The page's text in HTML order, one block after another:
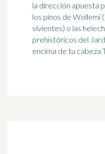
la dirección apuesta
los pinos de Wollemi
vivientes) o las
prehistóricos del
encima de tu cabeza